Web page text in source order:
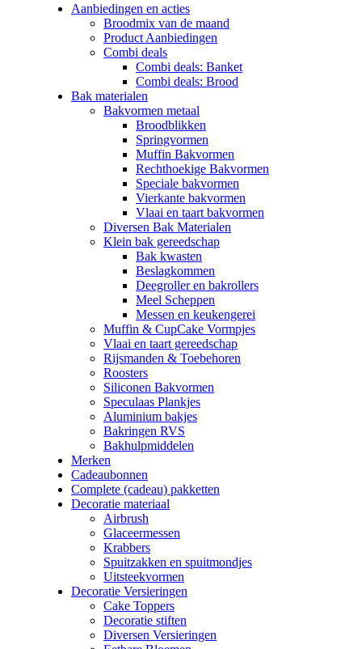
Aanbiedingen en acties
Broodmix van de maand
Product Aanbiedingen
Combi deals
Combi deals: Banket
Combi deals: Brood
Bak materialen
Bakvormen metaal
Broodblikken
Springvormen
Muffin Bakvormen
Rechthoekige Bakvormen
Speciale bakvormen
Vierkante bakvormen
Vlaai en taart bakvormen
Diversen Bak Materialen
Klein bak gereedschap
Bak kwasten
Beslagkommen
Deegroller en bakrollers
Meel Scheppen
Messen en keukengerei
Muffin & CupCake Vormpjes
Vlaai en taart gereedschap
Rijsmanden & Toebehoren
Roosters
Siliconen Bakvormen
Speculaas Plankjes
Aluminium bakjes
Bakringen RVS
Bakhulpmiddelen
Merken
Cadeaubonnen
Complete (cadeau) pakketten
Decoratie materiaal
Airbrush
Glaceermessen
Krabbers
Spuitzakken en spuitmondjes
Uitsteekvormen
Decoratie Versieringen
Cake Toppers
Decoratie stiften
Diversen Versieringen